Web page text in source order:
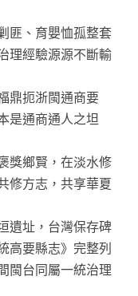
匪、育嬰恤孤整套
理經驗源源不斷輸
鼎扼浙閩通商要
是通商通人之坦
獎鄉賢，在淡水修
修方志，共享華夏
遺址，台灣保存碑
高要縣志》完整列
閩台同屬一統治理